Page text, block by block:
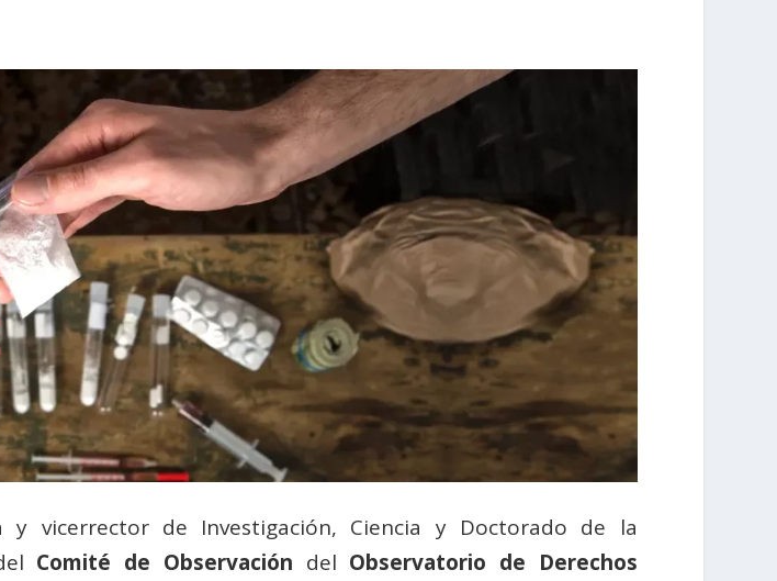
y vicerrector de Investigación, Ciencia y Doctorado de la
Comité de Observación del Observatorio de Derechos